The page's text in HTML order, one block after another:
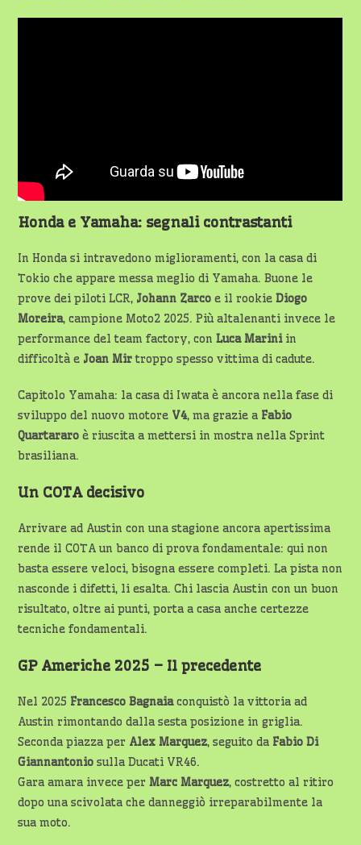
Honda e Yamaha: segnali contrastanti
In Honda si intravedono miglioramenti, con la casa di
Tokio che appare messa meglio di Yamaha. Buone le
prove dei piloti LCR, Johann Zarco e il rookieDiogo
Moreira, campione Moto2 2025. Più altalenanti invece le
performance del team factory, conLuca Mariniin
difficoltà e Joan Mirtroppo spesso vittima di cadute.
Capitolo Yamaha: la casa di Iwata è ancora nella fase di
sviluppo del nuovo motore V4, ma grazie a Fabio
Quartararo è riuscita a mettersi in mostra nella Sprint
brasiliana.
Un COTA decisivo
Arrivare ad Austin con una stagione ancora apertissima
rende il COTA un banco di prova fondamentale: qui non
basta essere veloci, bisogna essere completi. La pista non
nasconde i difetti, li esalta. Chi lascia Austin con un buon
risultato, oltre ai punti, porta a casa anche certezze
tecniche fondamentali.
GP Americhe 2025 – Il precedente
Nel 2025 Francesco Bagnaiaconquistò la vittoria ad
Austin rimontando dalla sesta posizione in griglia.
Seconda piazza per Alex Marquez, seguito da Fabio Di
Giannantonio sulla Ducati VR46.
Gara amara invece perMarc Marquez, costretto al ritiro
dopo una scivolata che danneggiò irreparabilmente la
sua moto.